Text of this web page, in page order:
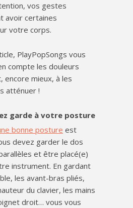
vos gestes
avoir certaines
votre corps.
PlayPopSongs vous
compte les douleurs
encore mieux, à les
atténuer !
garde à votre posture
bonne posture est
devez garder le dos
et être placé(e)
instrument. En gardant
les avant-bras pliés,
du clavier, les mains
droit… vous vous